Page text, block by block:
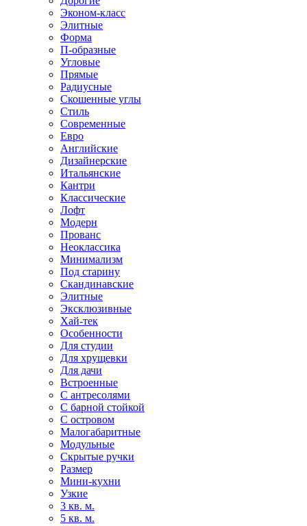
Эконом-класс
Элитные
Форма
П-образные
Угловые
Прямые
Радиусные
Скошенные углы
Стиль
Современные
Евро
Английские
Дизайнерские
Итальянские
Кантри
Классические
Лофт
Модерн
Прованс
Неоклассика
Минимализм
Под старину
Скандинавские
Элитные
Эксклюзивные
Хай-тек
Особенности
Для студии
Для хрущевки
Для дачи
Встроенные
С антресолями
С барной стойкой
С островом
Малогабаритные
Модульные
Скрытые ручки
Размер
Мини-кухни
Узкие
3 кв. м.
5 кв. м.